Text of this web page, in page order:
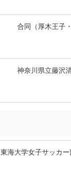
合同（厚木王子
神奈川県立藤沢
東海大学女子サッカ